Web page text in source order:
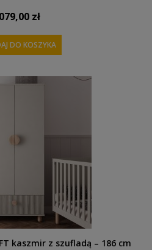
zł
DO KOSZYKA
kaszmir z szufladą – 186 cm